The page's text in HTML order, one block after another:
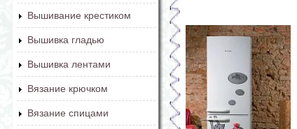
Вышивание крестиком
Вышивка гладью
Вышивка лентами
Вязание крючком
Вязание спицами